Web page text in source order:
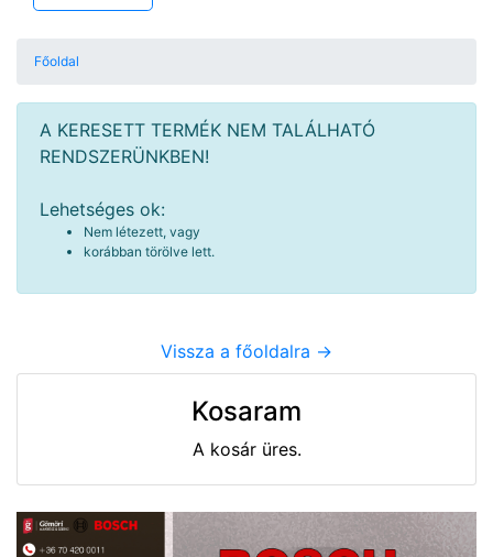
Főoldal
A KERESETT TERMÉK NEM TALÁLHATÓ
RENDSZERÜNKBEN!
Lehetséges ok:
Nem létezett, vagy
korábban törölve lett.
Vissza a főoldalra ->
Kosaram
A kosár üres.